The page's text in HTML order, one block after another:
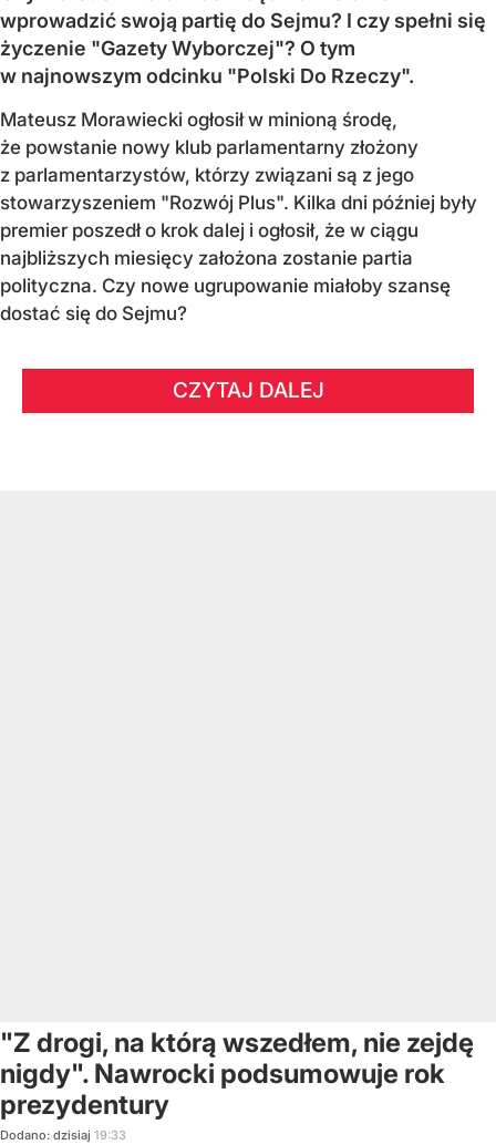
wprowadzić swoją partię do Sejmu? I czy spełni się
życzenie "Gazety Wyborczej"? O tym
w najnowszym odcinku "Polski Do Rzeczy".
Mateusz Morawiecki ogłosił w minioną środę,
że powstanie nowy klub parlamentarny złożony
z parlamentarzystów, którzy związani są z jego
stowarzyszeniem "Rozwój Plus". Kilka dni później były
premier poszedł o krok dalej i ogłosił, że w ciągu
najbliższych miesięcy założona zostanie partia
polityczna. Czy nowe ugrupowanie miałoby szansę
dostać się do Sejmu?
CZYTAJ DALEJ
"Z drogi, na którą wszedłem, nie zejdę
nigdy". Nawrocki podsumowuje rok
prezydentury
Dodano: dzisiaj 19:33